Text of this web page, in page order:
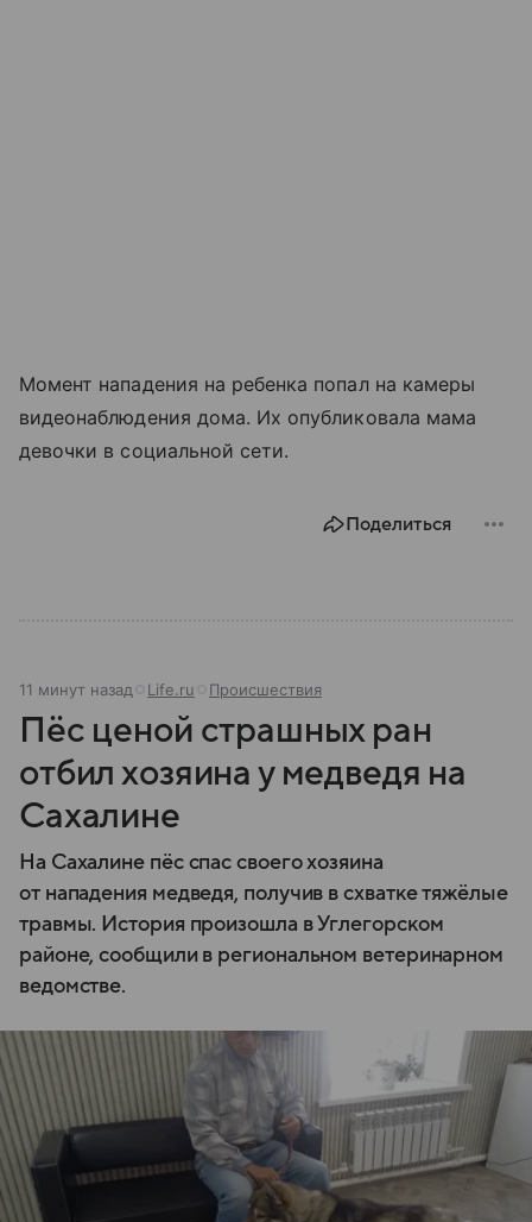
Момент нападения на ребенка попал на камеры
видеонаблюдения дома. Их опубликовала мама
девочки в социальной сети.
Поделиться
11 минут назад Life.ru Происшествия
Пёс ценой страшных ран
отбил хозяина у медведя на
Сахалине
На Сахалине пёс спас своего хозяина
от нападения медведя, получив в схватке тяжёлые
травмы. История произошла в Углегорском
районе, сообщили в региональном ветеринарном
ведомстве.